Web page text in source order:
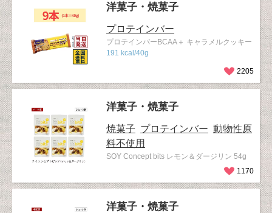
洋菓子・焼菓子
プロテインバー
プロテインバーBCAA＋ キャラメルクッキー
191 kcal/40g
2205
洋菓子・焼菓子
焼菓子 プロテインバー 動物性原
料不使用
SOY Concept bits レモン＆ダージリン 54g
1170
洋菓子・焼菓子